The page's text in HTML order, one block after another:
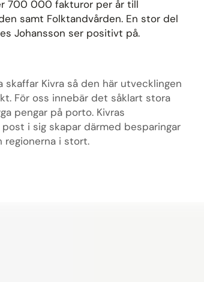
700 000 fakturor per år till
samt Folktandvården. En stor del
Johansson ser positivt på.
skaffar Kivra så den här utvecklingen
För oss innebär det såklart stora
pengar på porto. Kivras
i sig skapar därmed besparingar
regionerna i stort.